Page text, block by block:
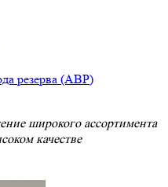
резерва (АВР)
широкого ассортимента
качестве